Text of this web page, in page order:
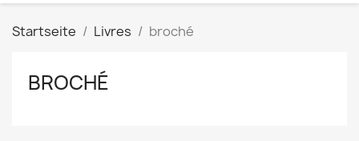
Startseite Livres broché
BROCHÉ